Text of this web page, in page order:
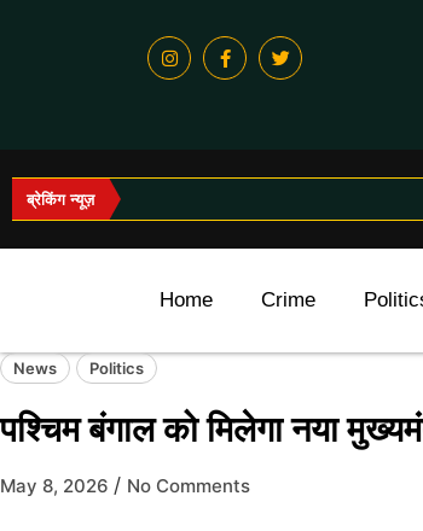
ब्रेकिंग न्यूज़
Home Crime
News Politics
पश्चिम बंगाल को मिलेगा नया
May 8, 2026 / No Comments